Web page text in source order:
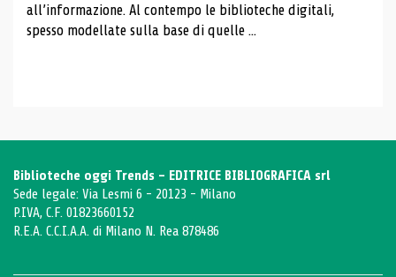
all’informazione. Al contempo le biblioteche digitali,
spesso modellate sulla base di quelle ...
Biblioteche oggi Trends - EDITRICE BIBLIOGRAFICA srl
Sede legale: Via Lesmi 6 - 20123 - Milano
P.IVA, C.F. 01823660152
R.E.A. C.C.I.A.A. di Milano N. Rea 878486